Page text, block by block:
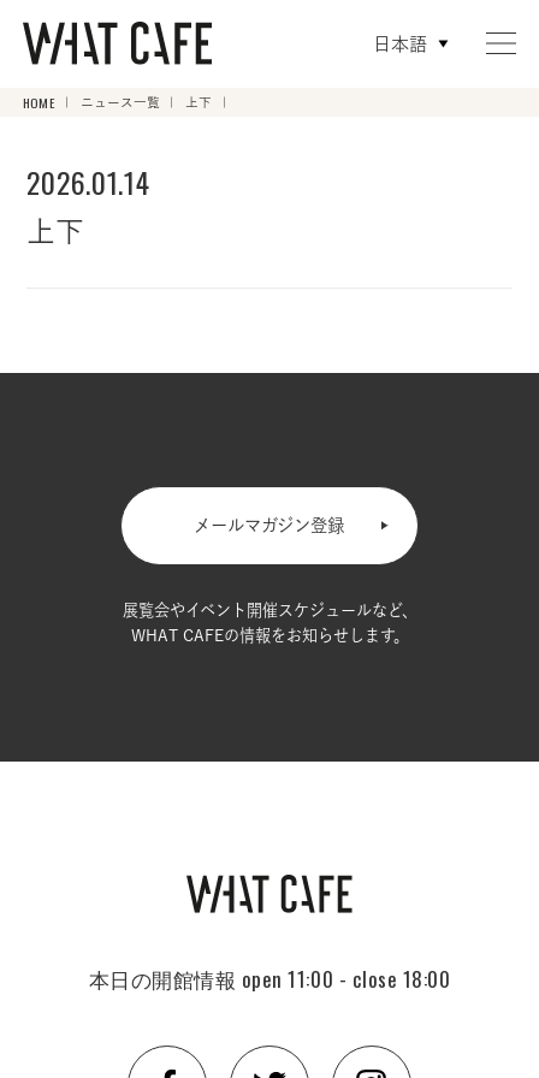
日本語
HOME ニュース一覧 上下
2026.01.14
上下
メールマガジン登録
展覧会やイベント開催スケジュールなど、
WHAT CAFEの情報をお知らせします。
本日の開館情報 open 11:00 - close 18:00